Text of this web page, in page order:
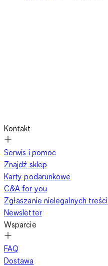
Kontakt
Serwis i pomoc
Znajdź sklep
Karty podarunkowe
C&A for you
Zgłaszanie nielegalnych treści
Newsletter
Wsparcie
FAQ
Dostawa